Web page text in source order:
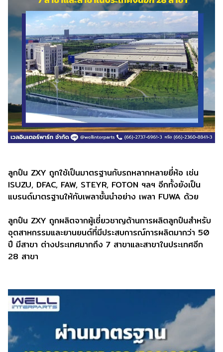
ลูกปืน ZXY ถูกใช้เป็นมาตรฐานกับรถหลากหลายยี่ห้อ เช่น
ISUZU, DFAC, FAW, STEYR, FOTON ฯลฯ อีกทั้งยังเป็น
แบรนด์มาตรฐานให้กับเพลาชั้นนำอย่าง เพลา FUWA ด้วย
ลูกปืน ZXY ถูกผลิตจากผู้เชี่ยวชาญด้านการผลิตลูกปืนสำหรับ
อุตสาหกรรมและยานยนต์ที่มีประสบการณ์การผลิตมากว่า 50
ปี มีสาขา ต่างประเทศมากถึง 7 สาขาและสาขาในประเทศอีก
28 สาขา